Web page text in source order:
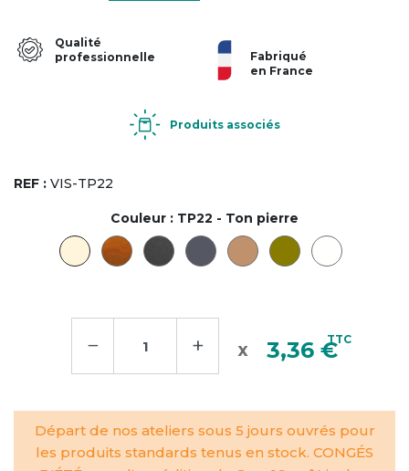
Qualité
professionnelle
Fabriqué
en France
Produits associés
REF : VIS-TP22
Couleur : TP22 - Ton pierre
− + 3,36 €TTC
Départ de nos ateliers sous 5 jours ouvrés pour
les produits standards tenus en stock. CONGÉS